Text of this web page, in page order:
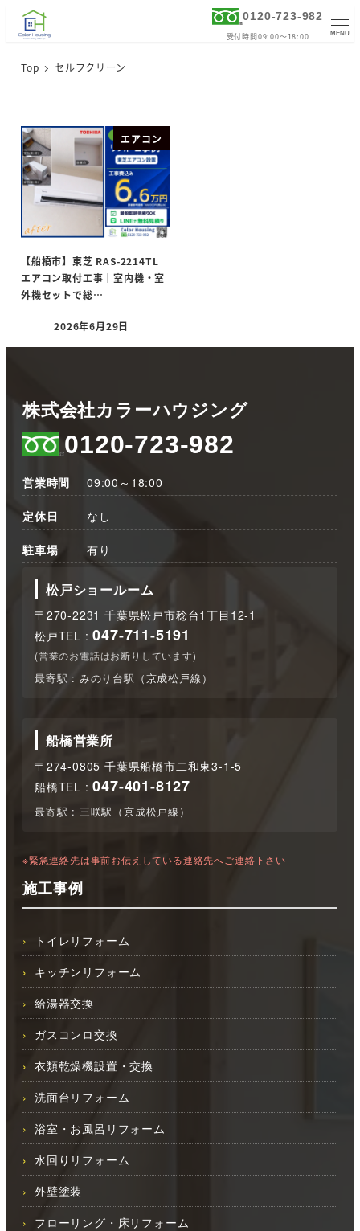
0120-723-982
受付時間09:00～18:00 MENU
Top セルフクリーン
エアコン
【船橋市】東芝 RAS-2214TL
エアコン取付工事｜室内機・室
外機セットで総…
2026年6月29日
株式会社カラーハウジング
0120-723-982
営業時間 09:00～18:00
定休日 なし
駐車場 有り
松戸ショールーム
〒270-2231 千葉県松戸市稔台1丁目12-1
松戸TEL :047-711-5191
(営業のお電話はお断りしています)
最寄駅 : みのり台駅（京成松戸線）
船橋営業所
〒274-0805 千葉県船橋市二和東3-1-5
船橋TEL :047-401-8127
最寄駅 : 三咲駅（京成松戸線）
※緊急連絡先は事前お伝えしている連絡先へご連絡下さい
施工事例
トイレリフォーム
キッチンリフォーム
給湯器交換
ガスコンロ交換
衣類乾燥機設置・交換
洗面台リフォーム
浴室・お風呂リフォーム
水回りリフォーム
外壁塗装
フローリング・床リフォーム